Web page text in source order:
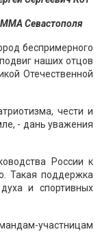
Севастополя
беспримерного
наших отцов
Отечественной
чести и
- дань уважения
России к
Такая поддержка
и спортивных
участницам